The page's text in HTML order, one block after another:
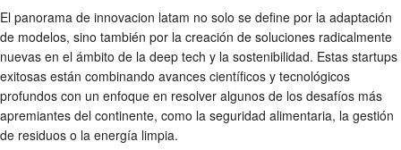
El panorama de innovacion latam no solo se define por la adaptación
de modelos, sino también por la creación de soluciones radicalmente
nuevas en el ámbito de la deep tech y la sostenibilidad. Estas startups
exitosas están combinando avances científicos y tecnológicos
profundos con un enfoque en resolver algunos de los desafíos más
apremiantes del continente, como la seguridad alimentaria, la gestión
de residuos o la energía limpia.